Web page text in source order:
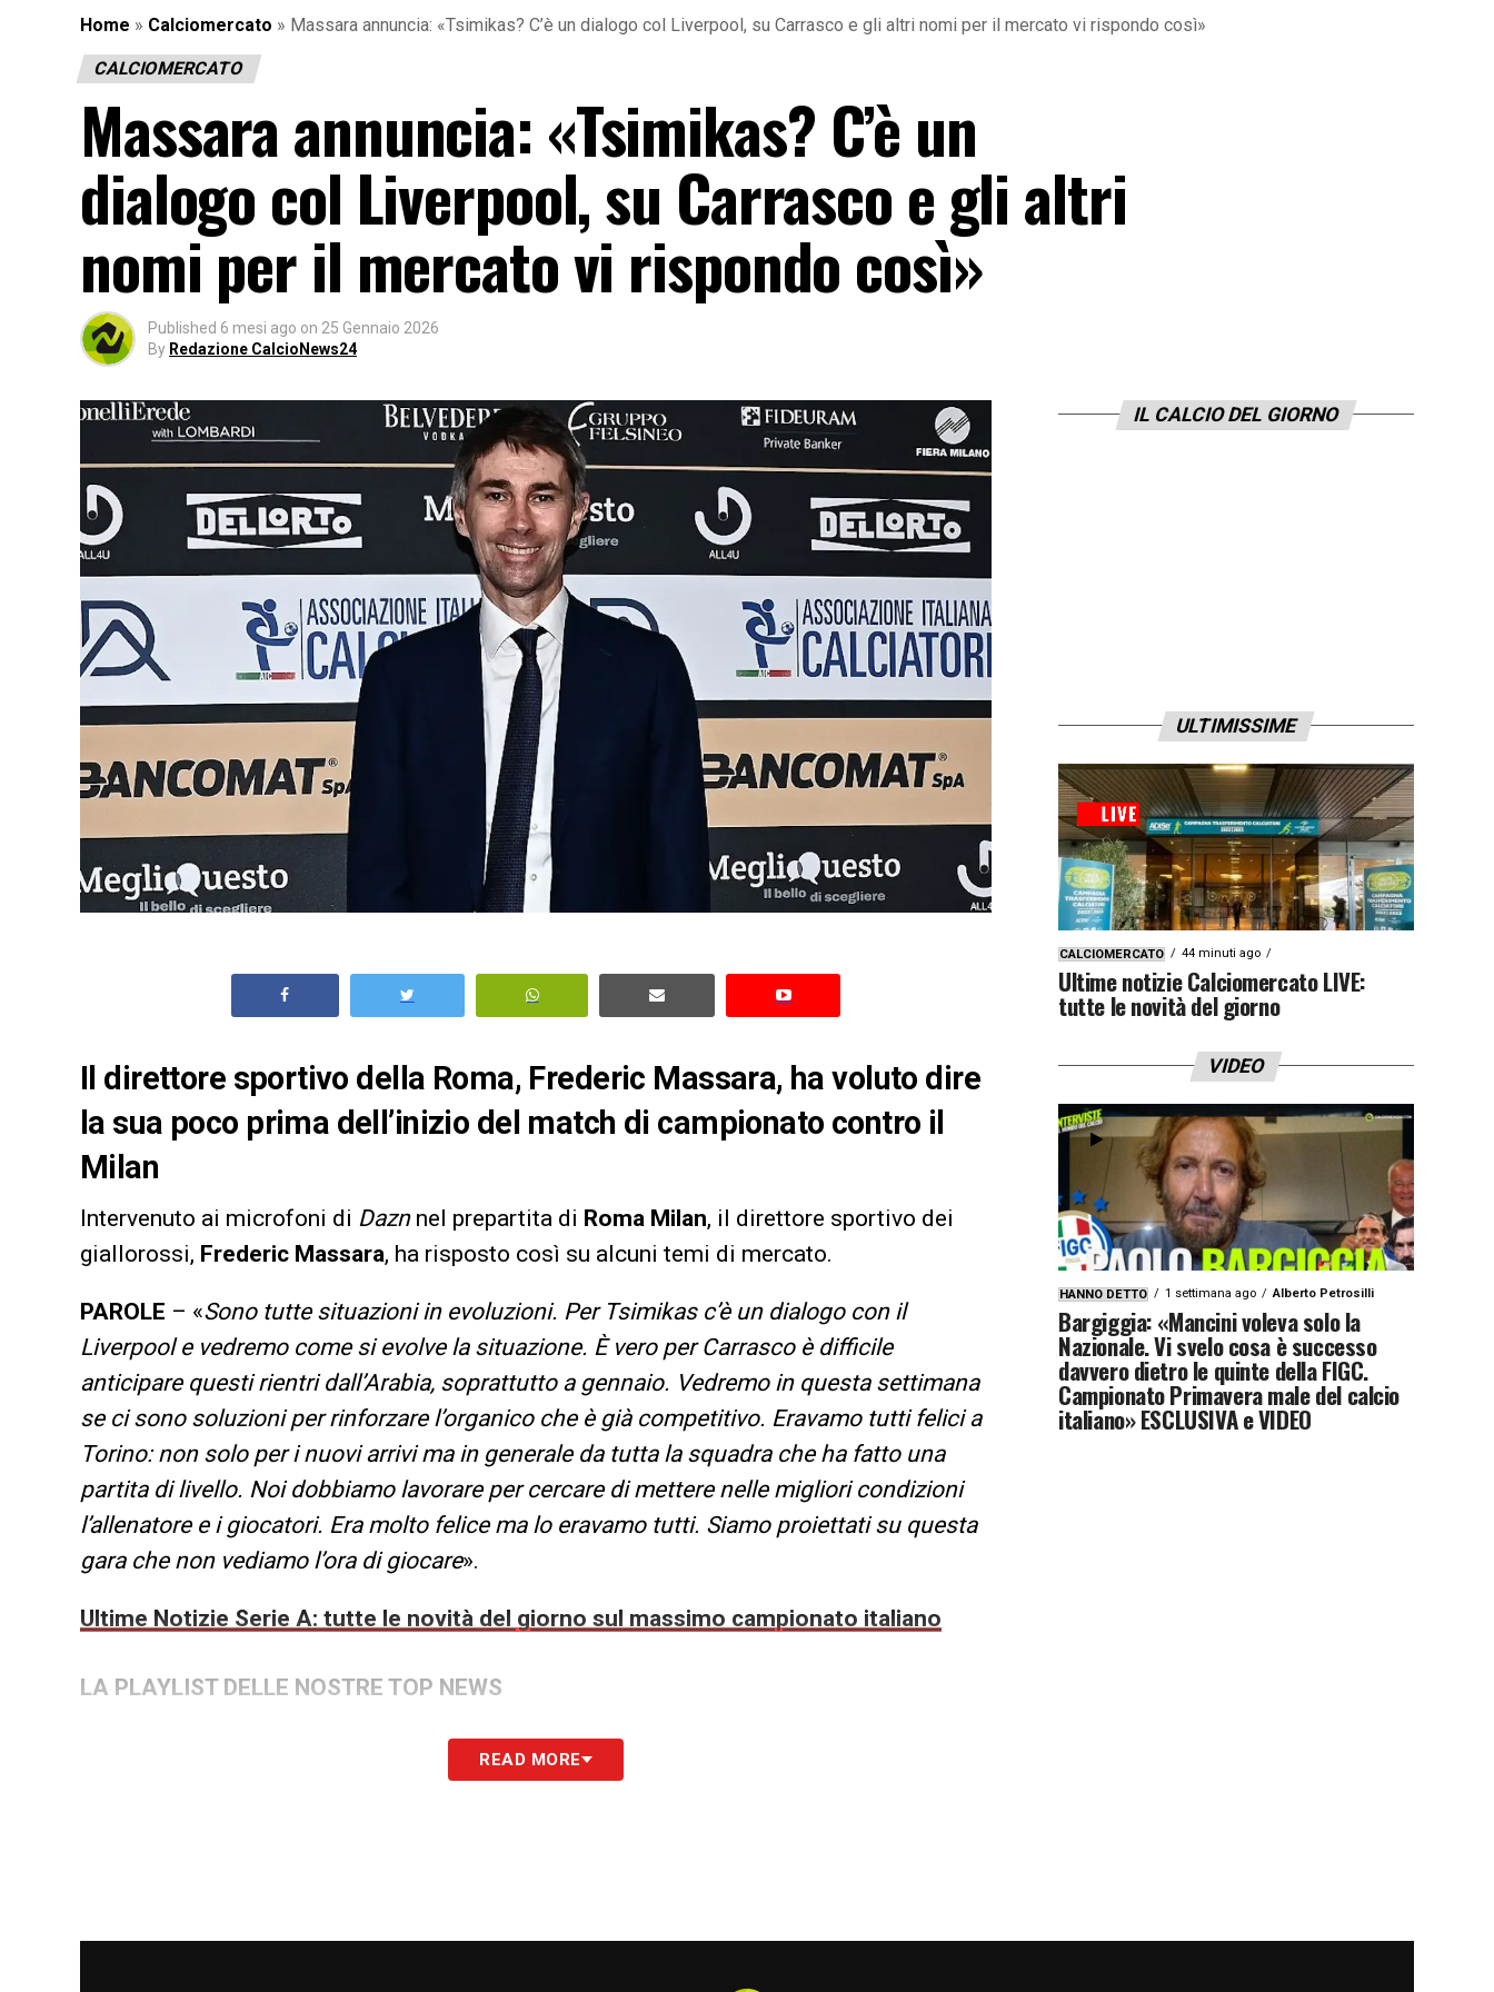
Home » Calciomercato » Massara annuncia: «Tsimikas? C’è un dialogo col Liverpool, su Carrasco e gli altri nomi per il mercato vi rispondo così»
CALCIOMERCATO
Massara annuncia: «Tsimikas? C’è un
dialogo col Liverpool, su Carrasco e gli altri
nomi per il mercato vi rispondo così»
Published 6 mesi ago on 25 Gennaio 2026
By Redazione CalcioNews24
Il direttore sportivo della Roma, Frederic Massara, ha voluto dire
la sua poco prima dell’inizio del match di campionato contro il
Milan
Intervenuto ai microfoni di Dazn nel prepartita di Roma Milan, il direttore sportivo dei
giallorossi, Frederic Massara, ha risposto così su alcuni temi di mercato.
PAROLE – «Sono tutte situazioni in evoluzioni. Per Tsimikas c’è un dialogo con il
Liverpool e vedremo come si evolve la situazione. È vero per Carrasco è difficile
anticipare questi rientri dall’Arabia, soprattutto a gennaio. Vedremo in questa settimana
se ci sono soluzioni per rinforzare l’organico che è già competitivo. Eravamo tutti felici a
Torino: non solo per i nuovi arrivi ma in generale da tutta la squadra che ha fatto una
partita di livello. Noi dobbiamo lavorare per cercare di mettere nelle migliori condizioni
l’allenatore e i giocatori. Era molto felice ma lo eravamo tutti. Siamo proiettati su questa
gara che non vediamo l’ora di giocare».
Ultime Notizie Serie A: tutte le novità del giorno sul massimo campionato italiano
LA PLAYLIST DELLE NOSTRE TOP NEWS
READ MORE
IL CALCIO DEL GIORNO
ULTIMISSIME
CALCIOMERCATO 44 minuti ago
Ultime notizie Calciomercato LIVE:
tutte le novità del giorno
VIDEO
HANNO DETTO 1 settimana ago Alberto Petrosilli
Bargiggia: «Mancini voleva solo la
Nazionale. Vi svelo cosa è successo
davvero dietro le quinte della FIGC.
Campionato Primavera male del calcio
italiano» ESCLUSIVA e VIDEO